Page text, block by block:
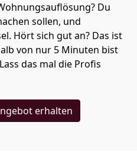
Du
sollen, und
Hört sich gut an? Das ist
von nur 5 Minuten bist
das mal die Profis
erhalten